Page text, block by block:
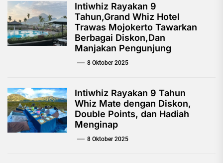
Intiwhiz Rayakan 9
Tahun,Grand Whiz Hotel
Trawas Mojokerto Tawarkan
Berbagai Diskon,Dan
Manjakan Pengunjung
8 Oktober 2025
Intiwhiz Rayakan 9 Tahun
Whiz Mate dengan Diskon,
Double Points, dan Hadiah
Menginap
8 Oktober 2025